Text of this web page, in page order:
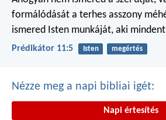
formálódását a terhes asszony
ismered Isten munkáját, aki
Prédikátor 11:5 Isten megértés
Nézze meg a napi bibliai igét:
Napi értesítés